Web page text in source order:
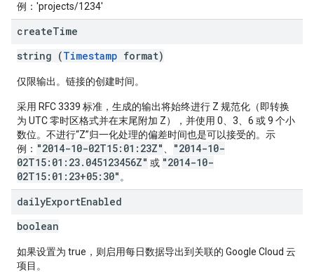
例：'projects/1234'
createTime
string (Timestamp format)
仅限输出。链接的创建时间。
采用 RFC 3339 标准，生成的输出将始终进行 Z 规范化（即转换
为 UTC 零时区格式并在末尾附加 Z），并使用 0、3、6 或 9 个小
数位。不进行“Z”归一化处理的偏差时间也是可以接受的。示
例： "2014-10-02T15:01:23Z"
"2014-10-
02T15:01:23.045123456Z" 或 "2014-10-
02T15:01:23+05:30" 。
dailyExportEnabled
boolean
如果设置为 true，则启用每日数据导出到关联的 Google Cloud 云
项目。